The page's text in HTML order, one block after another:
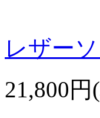
レザー
21,800